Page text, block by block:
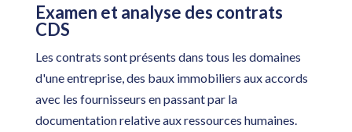
Examen et analyse des contrats
CDS
Les contrats sont présents dans tous les domaines
d'une entreprise, des baux immobiliers aux accords
avec les fournisseurs en passant par la
documentation relative aux ressources humaines.